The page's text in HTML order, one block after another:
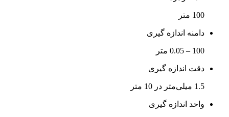
100 متر
دامنه اندازه گیری
100 – 0.05 متر
دقت اندازه گیری
1.5 میلی‌متر در 10 متر
واحد اندازه گیری